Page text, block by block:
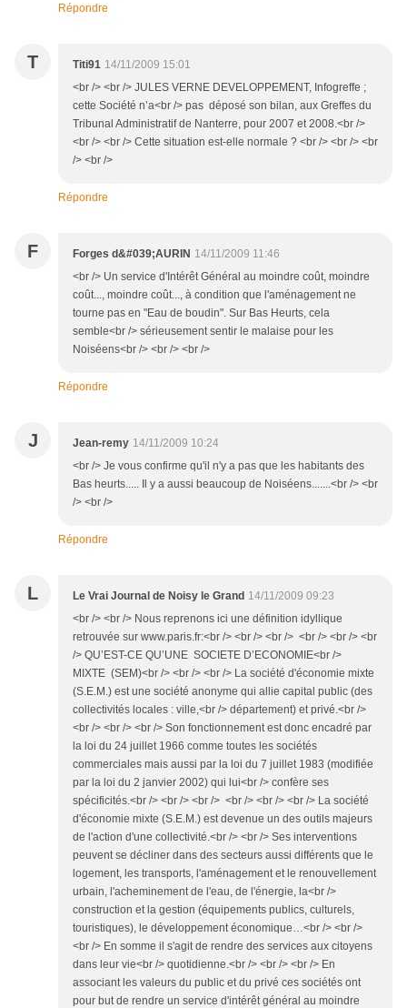
Répondre
T Titi91 14/11/2009 15:01
<br /> <br /> JULES VERNE DEVELOPPEMENT, Infogreffe ;
cette Société n’a<br /> pas déposé son bilan, aux Greffes du
Tribunal Administratif de Nanterre, pour 2007 et 2008.<br />
<br /> <br /> Cette situation est-elle normale ? <br /> <br /> <br
/> <br />
Répondre
F Forges d&#039;AURIN 14/11/2009 11:46
<br /> Un service d'Intérêt Général au moindre coût, moindre
coût..., moindre coût..., à condition que l'aménagement ne
tourne pas en "Eau de boudin". Sur Bas Heurts, cela
semble<br /> sérieusement sentir le malaise pour les
Noiséens<br /> <br /> <br />
Répondre
J Jean-remy 14/11/2009 10:24
<br /> Je vous confirme qu'il n'y a pas que les habitants des
Bas heurts..... Il y a aussi beaucoup de Noiséens.......<br /> <br
/> <br />
Répondre
L Le Vrai Journal de Noisy le Grand 14/11/2009 09:23
<br /> <br /> Nous reprenons ici une définition idyllique
retrouvée sur www.paris.fr:<br /> <br /> <br /> <br /> <br /> <br
/> QU’EST-CE QU’UNE SOCIETE D’ECONOMIE<br />
MIXTE (SEM)<br /> <br /> <br /> La société d'économie mixte
(S.E.M.) est une société anonyme qui allie capital public (des
collectivités locales : ville,<br /> département) et privé.<br />
<br /> <br /> <br /> Son fonctionnement est donc encadré par
la loi du 24 juillet 1966 comme toutes les sociétés
commerciales mais aussi par la loi du 7 juillet 1983 (modifiée
par la loi du 2 janvier 2002) qui lui<br /> confère ses
spécificités.<br /> <br /> <br /> <br /> <br /> <br /> La société
d'économie mixte (S.E.M.) est devenue un des outils majeurs
de l'action d'une collectivité.<br /> <br /> Ses interventions
peuvent se décliner dans des secteurs aussi différents que le
logement, les transports, l'aménagement et le renouvellement
urbain, l'acheminement de l'eau, de l'énergie, la<br />
construction et la gestion (équipements publics, culturels,
touristiques), le développement économique…<br /> <br />
<br /> En somme il s'agit de rendre des services aux citoyens
dans leur vie<br /> quotidienne.<br /> <br /> <br /> En
associant les valeurs du public et du privé ces sociétés ont
pour but de rendre un service d'intérêt général au moindre